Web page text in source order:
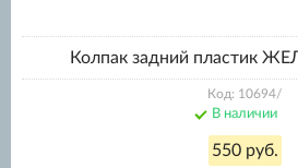
Колпак задний пластик
Код: 10694/
В наличии
550 руб.